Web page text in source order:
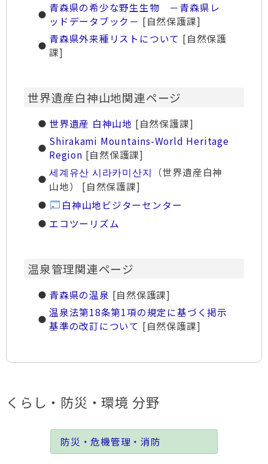
青森県の希少な野生生物 －青森県レ
ッドデータブック－ [自然保護課]
青森県外来種リストについて [自然保護
課]
世界遺産白神山地関連ページ
世界遺産 白神山地 [自然保護課]
Shirakami Mountains-World Heritage
Region [自然保護課]
세계유산 시라카미산지
（世界遺産白神
山地） [自然保護課]
白神山地ビジターセンター
エコツーリズム
温泉管理関連ページ
青森県の温泉 [自然保護課]
温泉法第18条第1項の規定に基づく掲示
基準の改訂について [自然保護課]
くらし・防災・環境 分野
防災・危機管理・消防